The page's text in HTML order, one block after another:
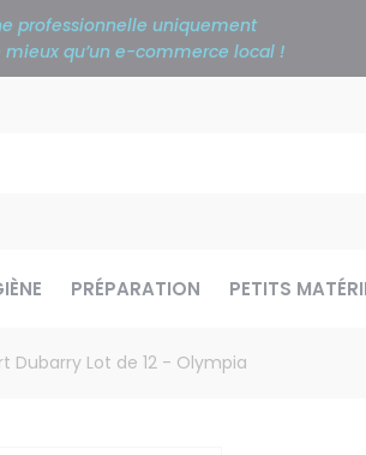
professionnelle uniquement
mieux qu’un e-commerce local !
PRÉPARATION PETITS
Dubarry Lot de 12 - Olympia